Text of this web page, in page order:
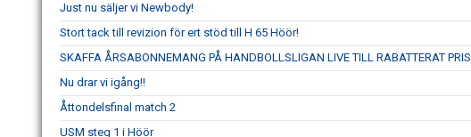
Just nu säljer vi Newbody!
Stort tack till revizion för ert stöd till H 65 Höör!
SKAFFA ÅRSABONNEMANG PÅ HANDBOLLSLIGAN LIVE TILL RABATTERAT PRIS
Nu drar vi igång!!
Åttondelsfinal match 2
USM steg 1 i Höör